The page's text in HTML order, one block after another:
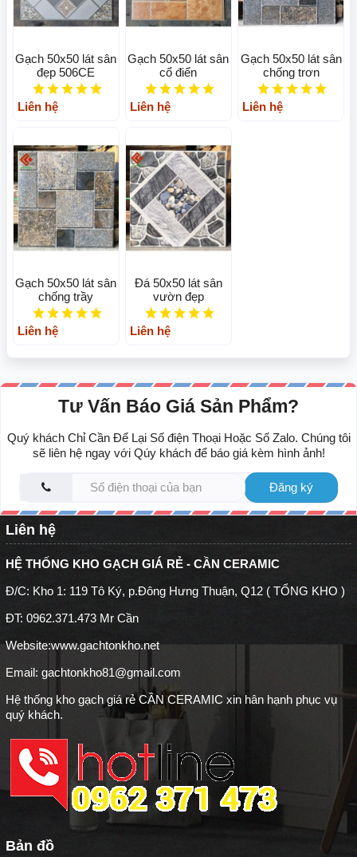
Gạch 50x50 lát sân
đẹp 506CE
Liên hệ
Gạch 50x50 lát sân
cổ điển
Liên hệ
Gạch 50x50 lát sân
chống trơn
Liên hệ
Gạch 50x50 lát sân
chống trầy
Liên hệ
Đá 50x50 lát sân
vườn đẹp
Liên hệ
Tư Vấn Báo Giá Sản Phẩm?
Quý khách Chỉ Cần Để Lại Số điện Thoại Hoặc Số Zalo. Chúng tôi
sẽ liên hệ ngay với Qúy khách để báo giá kèm hình ảnh!
Đăng ký
Liên hệ
HỆ THỐNG KHO GẠCH GIÁ RẺ - CẦN CERAMIC
Đ/C: Kho 1: 119 Tô Ký, p.Đông Hưng Thuận, Q12 ( TỔNG KHO )
ĐT: 0962.371.473 Mr Cần
Website:www.gachtonkho.net
Email: gachtonkho81@gmail.com
Hệ thống kho gạch giá rẻ CẦN CERAMIC xin hân hạnh phục vụ
quý khách.
Bản đồ